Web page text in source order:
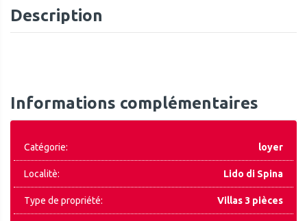
Description
Informations complémentaires
Catégorie: loyer
Localitè: Lido di Spina
Type de propriété: Villas 3 pièces